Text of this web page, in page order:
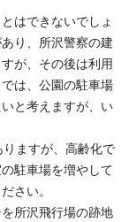
はできないでしょ
り、所沢警察の建
が、その後は利用
は、公園の駐車場
と考えますが、い
ますが、高齢化で
駐車場を増やして
さい。
所沢飛行場の跡地